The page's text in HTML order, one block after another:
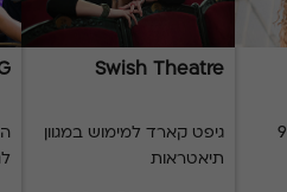
900
Swish Theatre
גיפט קארד למימוש במגוון
תיאטראות